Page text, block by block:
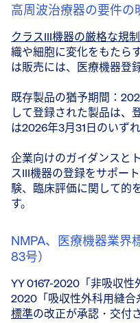
高周波治療器の要件の
クラスIII機器の厳格な規制
織や細胞に変化をもたら
は販売には、医療機器登
既存製品の猶予期間：
して登録された製品は、
は2026年3月31日のいず
企業向けのガイダンスと
スIII機器の登録をサポー
験、臨床評価に関して的
す。
NMPA、医療機器業界
83号）
YY 0167-2020「非吸収性
2020「吸収性外科用縫
標準の改正が承認・交付